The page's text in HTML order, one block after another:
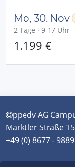
Mo, 30. Nov
2 Tage · 9-17 Uhr
1.199 €
ppedv AG
Marktler Straße
+49 (0) 8677 -